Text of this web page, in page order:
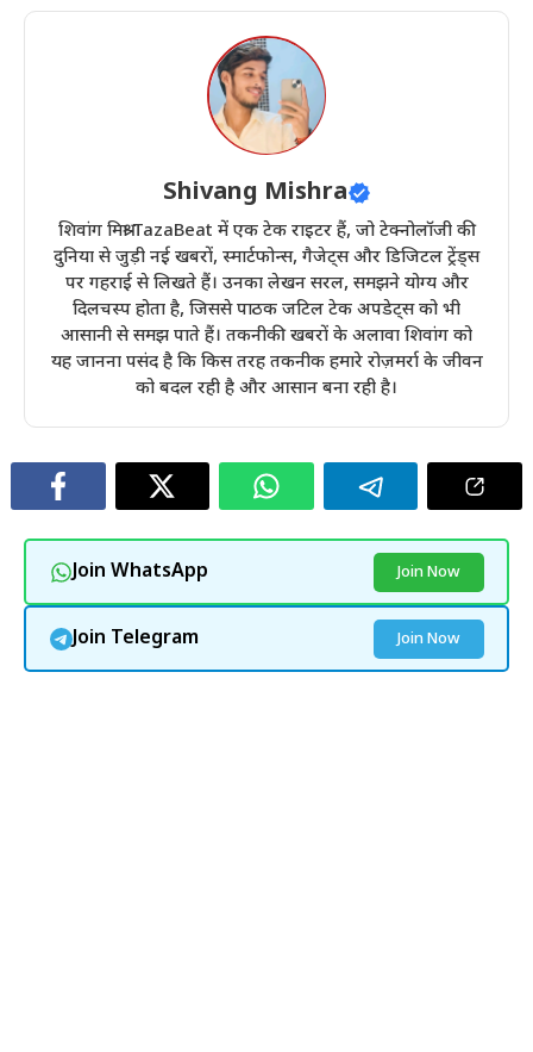
Shivang Mishra
शिवांग मिश्रा TazaBeat में एक टेक राइटर हैं, जो टेक्नोलॉजी की
दुनिया से जुड़ी नई खबरों, स्मार्टफोन्स, गैजेट्स और डिजिटल ट्रेंड्स
पर गहराई से लिखते हैं। उनका लेखन सरल, समझने योग्य और
दिलचस्प होता है, जिससे पाठक जटिल टेक अपडेट्स को भी
आसानी से समझ पाते हैं। तकनीकी खबरों के अलावा शिवांग को
यह जानना पसंद है कि किस तरह तकनीक हमारे रोज़मर्रा के जीवन
को बदल रही है और आसान बना रही है।
Join WhatsApp Join Now
Join Telegram Join Now